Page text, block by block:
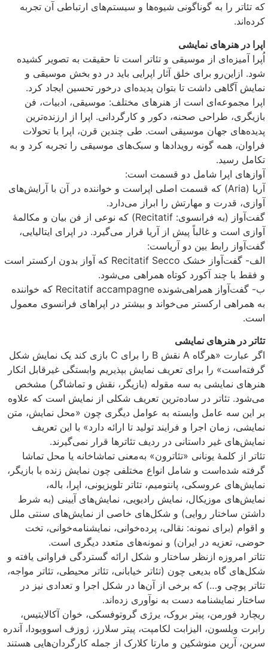
که تئاتر را به گوناگونی شیوه‌ها و سیستم‌های ارتباطی آن تجربه
کرده‌اند.
اپرا در هنرهای نمایشی
اُپرا آمیزه‌ای از موسیقی و تئاتر است تا حقیقت به تصویر کشیده
شود. ازاین‌رو برای خلق آثار اپرایی باید در دو بخش موسیقی و
نمایش آگاهی داشت تا بتوان پدیده‌ای درخور تحسین ایجاد کرد.
اپرا مجموعه‌ای است از هنرهای مختلف: موسیقی، ادبیات، فن
بازیگری، طراحی صحنه، دکور و کارگردانی. اپرا از ارزنده‌ترین
پدیده‌های جهان موسیقی است. طی چندین قرن، اپرا با تحولات
فراوان، همه گونه رویدادها و سبک‌های موسیقی را تجربه کرد و به
تکامل رسید.
آوازهای اپرا شامل دو قسمت است:
آریا (Aria) که قسمت اصلی اپراست و خواننده در آن با آرایش‌های
آوازی، قدرت و مهارتش را ابراز می‌دارد.
گفت‌آواز (به فرانسوی: Recitatif) که نوعی از فن بیان و مکالمهٔ
آوازی است و غالباً پیش از آریا قرار می‌گیرد. در اپرای ایتالیایی،
گفت‌آواز رابط بین دو آریاست:
الف- گفت‌آواز خشک Recitatif Secco که آواز بدون ارکستر است
و فقط با چند آکورد کوتاه همراهی می‌شود.
ب- گفت‌آواز همراهی‌شونده Recitatif accampagne که خواننده
به همراهی ارکستر می‌خواند و بیشتر در اپراهای فرانسوی معمول
است.
تئاتر در هنرهای نمایشی
اگر عبارت «هرگاه A نقش B را برای C بازی کند یک نمایش شکل
گرفته‌است» را برای تعریف نمایش بپذیریم وابستگی غیرقابل انکار
هنرهای نمایشی به سه مقوله (بازیگر، نقش و تماشاگر) مشخص
می‌شود. تئاتر در ساده‌ترین تعریف شکلی از نمایش است که علاوه
بر این سه عامل وابسته به عوامل دیگری چون «محل نمایش، متن
نمایشی، زمان اجرا و فرایند تولید تا ارائه دارد» با این تعریف
نمایش‌های غیر داستانی در ردیف تئاترها قرار نمی‌گیرند.
تئاتر از کلمهٔ یونانی «تئاترون» به‌معنی تماشاخانه یا محل تماشا
گرفته شده‌است و شامل انواع مختلفی چون نمایش زنده با بازیگر،
نمایش‌های عروسکی، پانتومیم، تئاتر تلویزیونی، اپرا، باله،
نمایش‌های موزیکال، نمایش رادیویی، نمایش‌های آیینی (به شرط
داشتن ساختار روایی) و شکل‌های خاصی از نمایش‌های سنتی ملل
و اقوام (برای نمونه: نقالی، پرده‌خوانی، نمایشنامه‌خوانی، تخت
حوضی، تعزیه در ایران) و نمونه‌های متعدد دیگری است.
تئاتر امروزه ازنظر ساختار و شکل ارائه گستردگی فراوانی یافته و
شکل‌های گاه بدیعی چون (تئاتر خیابانی، تئاتر محیطی، تئاتر مواجه،
تئاتر پوچی و…) که برخی از آن‌ها در شکل اجرا و تعدادی نیز در
ساختار نمایشنامه دست به نوآوری زده‌اند.
ریچارد فورمن، پیتر بروک، یرژی گروتوفسکی، خوان آکالایتیس،
رابرت ویلسون، الیزابت لکامپت، پیتر سلارز، ژوزف اسووبودا، آندره
سربن، آرین منوشکین و مارتا کلارک از جمله کارگردان‌هایی هستند